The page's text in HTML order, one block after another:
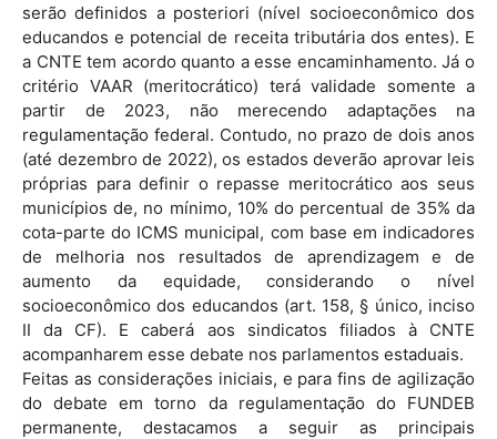
serão definidos a posteriori (nível socioeconômico dos
educandos e potencial de receita tributária dos entes). E
a CNTE tem acordo quanto a esse encaminhamento. Já o
critério VAAR (meritocrático) terá validade somente a
partir de 2023, não merecendo adaptações na
regulamentação federal. Contudo, no prazo de dois anos
(até dezembro de 2022), os estados deverão aprovar leis
próprias para definir o repasse meritocrático aos seus
municípios de, no mínimo, 10% do percentual de 35% da
cota-parte do ICMS municipal, com base em indicadores
de melhoria nos resultados de aprendizagem e de
aumento da equidade, considerando o nível
socioeconômico dos educandos (art. 158, § único, inciso
II da CF). E caberá aos sindicatos filiados à CNTE
acompanharem esse debate nos parlamentos estaduais.
Feitas as considerações iniciais, e para fins de agilização
do debate em torno da regulamentação do FUNDEB
permanente, destacamos a seguir as principais